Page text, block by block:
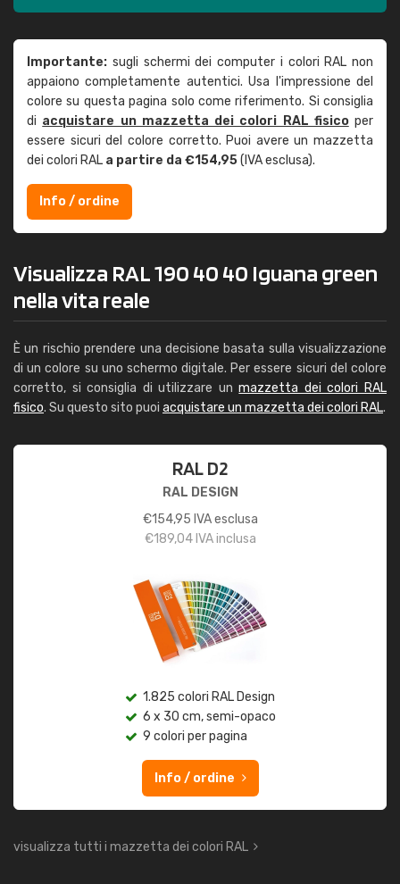
Importante: sugli schermi dei computer i colori RAL non
appaiono completamente autentici. Usa l'impressione del
colore su questa pagina solo come riferimento. Si consiglia
di acquistare un mazzetta dei colori RAL fisicoper
essere sicuri del colore corretto. Puoi avere un mazzetta
dei colori RAL a partire da €154,95(IVA esclusa).
Info / ordine
Visualizza RAL 190 40 40 Iguana green
nella vita reale
È un rischio prendere una decisione basata sulla visualizzazione
di un colore su uno schermo digitale. Per essere sicuri del colore
corretto, si consiglia di utilizzare unmazzetta dei colori RAL
fisico. Su questo sito puoi acquistare un mazzetta dei colori RAL.
RAL D2
RAL DESIGN
€154,95 IVA esclusa
€189,04IVA inclusa
1.825 colori RAL Design
6 x 30 cm, semi-opaco
9 colori per pagina
Info / ordine
visualizza tutti i mazzetta dei colori RAL